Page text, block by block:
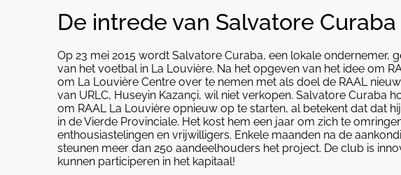
De intrede van Salvatore Curaba
Op 23 mei 2015 wordt Salvatore Curaba, een lokale ondernemer,
van het voetbal in La Louvière. Na het opgeven van het idee om
om La Louvière Centre over te nemen met als doel de RAAL
van URLC, Huseyin Kazançi, wil niet verkopen. Salvatore Curaba
om RAAL La Louvière opnieuw op te starten, al betekent dat dat
in de Vierde Provinciale. Het kost hem een jaar om zich te
enthousiastelingen en vrijwilligers. Enkele maanden na de
steunen meer dan 250 aandeelhouders het project. De club is
kunnen participeren in het kapitaal!